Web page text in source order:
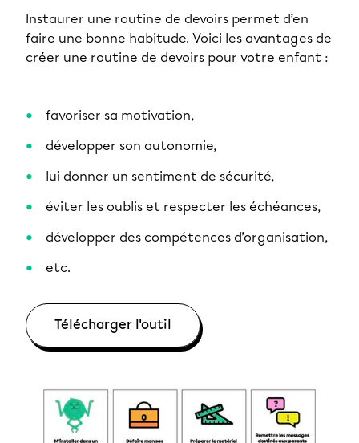
Instaurer une routine de devoirs permet d’en
faire une bonne habitude. Voici les avantages de
créer une routine de devoirs pour votre enfant :
favoriser sa motivation,
développer son autonomie,
lui donner un sentiment de sécurité,
éviter les oublis et respecter les échéances,
développer des compétences d’organisation,
etc.
Télécharger l'outil